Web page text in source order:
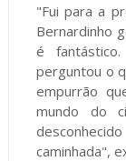
"Fui para a
Bernardinho
é
perguntou o
empurrão
mundo do
caminhada",